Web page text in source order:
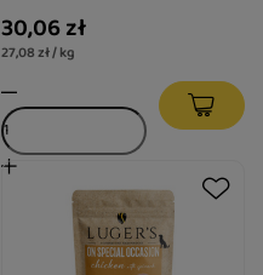
zestaw 6 x 185 g
30,06 zł
27,08 zł / kg